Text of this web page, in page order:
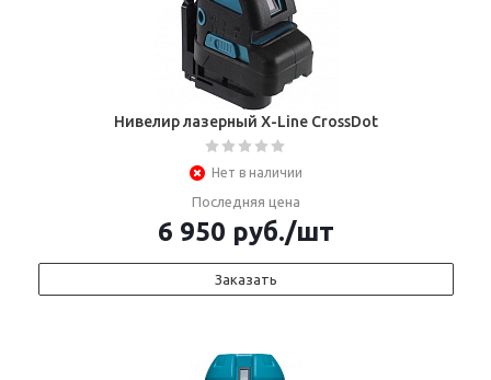
Нивелир лазерный X-Line CrossDot
Нет в наличии
Последняя цена
6 950 руб./шт
Заказать